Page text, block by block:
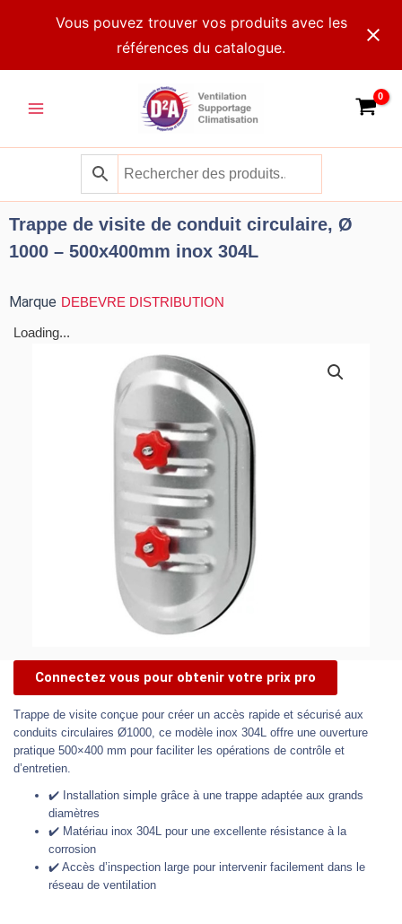
Vous pouvez trouver vos produits avec les
références du catalogue.
Menu
Trappe de visite de conduit circulaire, Ø
1000 – 500x400mm inox 304L
Marque DEBEVRE DISTRIBUTION
Loading...
Connectez vous pour obtenir votre prix pro
Trappe de visite conçue pour créer un accès rapide et sécurisé aux
conduits circulaires Ø1000, ce modèle inox 304L offre une ouverture
pratique 500×400 mm pour faciliter les opérations de contrôle et
d’entretien.
✔️ Installation simple grâce à une trappe adaptée aux grands
diamètres
✔️ Matériau inox 304L pour une excellente résistance à la
corrosion
✔️ Accès d’inspection large pour intervenir facilement dans le
réseau de ventilation